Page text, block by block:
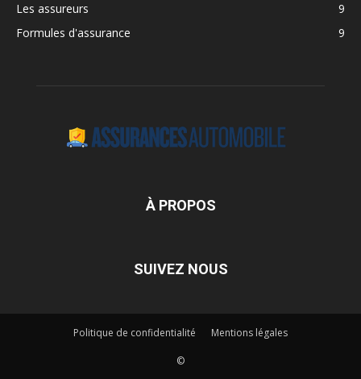
Les assureurs
9
Formules d'assurance
9
À PROPOS
SUIVEZ NOUS
Politique de confidentialité Mentions légales
©